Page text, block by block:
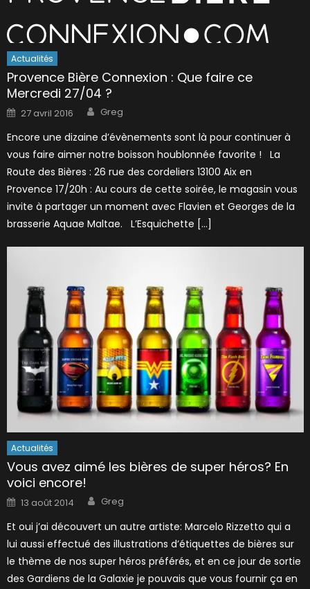
Actualités
Provence Bière Connexion : Que faire ce
Mercredi 27/04 ?
Posted
on
27 avril 2016 Author
Greg
Encore une dizaine d’évènements sont là pour continuer à
vous faire aimer notre boisson houblonnée favorite ! La
Route des Bières : 26 rue des cordeliers 13100 Aix en
Provence 17/20h : Au cours de cette soirée, le magasin vous
invite à partager un moment avec Flavien et Georges de la
brasserie Aquae Maltae. L’Esquichette […]
Actualités
Vous avez aimé les bières de super héros? En
voici encore!
Posted
on
13 août 2014 Author
Greg
Et oui j’ai découvert un autre artiste: Marcelo Rizzetto qui a
lui aussi effectué des illustrations d’étiquettes de bières sur
le thème de nos super héros préférés, et en ce jour de sortie
des Gardiens de la Galaxie je pouvais que vous fournir ça en